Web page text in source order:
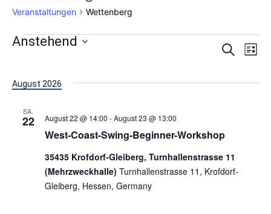
Veranstaltungen Wettenberg
Veranstaltungen SucheListe
Anstehend
wählen.
August 2026
SA.
22
West-Coast-Swing-Beginner-Workshop
August 22 @ 14:00 -August 23 @ 13:00
35435 Krofdorf-Gleiberg, Turnhallenstrasse 11
(Mehrzweckhalle) Turnhallenstrasse 11, Krofdorf-
Gleiberg, Hessen, Germany